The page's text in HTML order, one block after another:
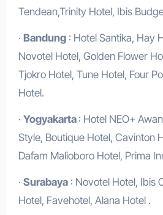
Tendean,Trinity Hotel, Ibis
· Bandung: Hotel Santika, Hay
Novotel Hotel, Golden Flower
Tjokro Hotel, Tune Hotel, Four
Hotel.
· Yogyakarta : Hotel NEO+
Style, Boutique Hotel, Cavinton
Dafam Malioboro Hotel, Prima
· Surabaya: Novotel Hotel, Ibis
Hotel, Favehotel, Alana Hotel .